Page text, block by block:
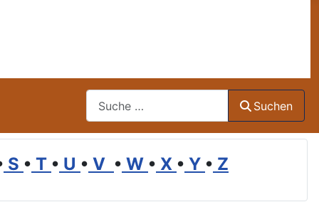
Suchen
S • T • U • V • W • X • Y • Z